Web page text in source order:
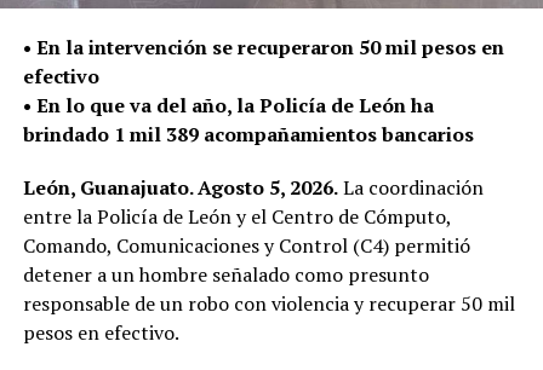
• En la intervención se recuperaron 50 mil pesos en
efectivo
• En lo que va del año, la Policía de León ha
brindado 1 mil 389 acompañamientos bancarios
León, Guanajuato. Agosto 5, 2026.La coordinación
entre la Policía de León y el Centro de Cómputo,
Comando, Comunicaciones y Control (C4) permitió
detener a un hombre señalado como presunto
responsable de un robo con violencia y recuperar 50 mil
pesos en efectivo.